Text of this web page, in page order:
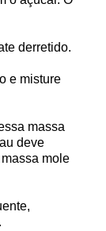
derretido.
e misture
massa
deve
mole